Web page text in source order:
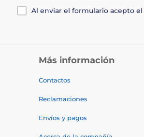
Al enviar el formulario acepto el
Más información
Contactos
Reclamaciones
Envíos y pagos